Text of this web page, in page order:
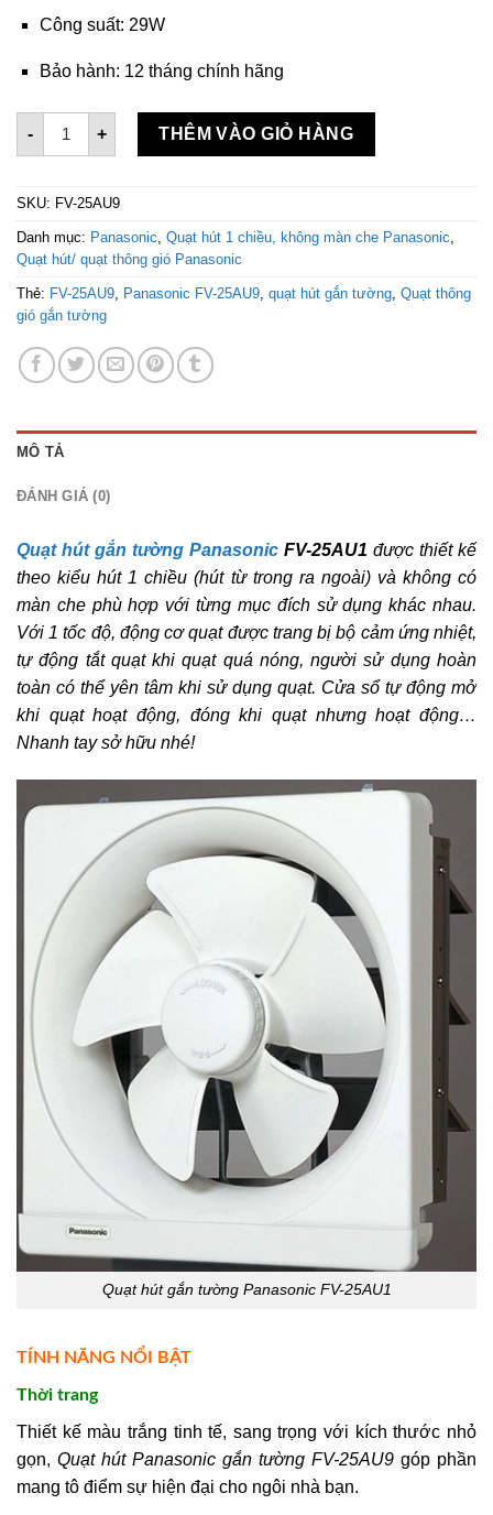
Công suất: 29W
Bảo hành: 12 tháng chính hãng
-
Quạt hút gắn tường Panasonic FV-25AU1 số lượng
+ THÊM VÀO GIỎ HÀNG
SKU: FV-25AU9
Danh mục: Panasonic, Quạt hút 1 chiều, không màn che Panasonic,
Quạt hút/ quạt thông gió Panasonic
Thẻ: FV-25AU9, Panasonic FV-25AU9, quạt hút gắn tường, Quạt thông
gió gắn tường
MÔ TẢ
ĐÁNH GIÁ (0)
Quạt hút gắn tường Panasonic FV-25AU1 được thiết kế
theo kiểu hút 1 chiều (hút từ trong ra ngoài) và không có
màn che phù hợp với từng mục đích sử dụng khác nhau.
Với 1 tốc độ, động cơ quạt được trang bị bộ cảm ứng nhiệt,
tự động tắt quạt khi quạt quá nóng, người sử dụng hoàn
toàn có thể yên tâm khi sử dụng quạt. Cửa sổ tự động mở
khi quạt hoạt động, đóng khi quạt nhưng hoạt động…
Nhanh tay sở hữu nhé!
Quạt hút gắn tường Panasonic FV-25AU1
TÍNH NĂNG NỔI BẬT
Thời trang
Thiết kế màu trắng tinh tế, sang trọng với kích thước nhỏ
gọn, Quạt hút Panasonic gắn tường FV-25AU9 góp phần
mang tô điểm sự hiện đại cho ngôi nhà bạn.